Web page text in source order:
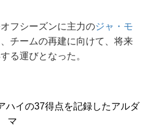
フシーズンに主力のジャ・モ
チームの再建に向けて、将来
る運びとなった。
ハイの37得点を記録したアルダ
マ